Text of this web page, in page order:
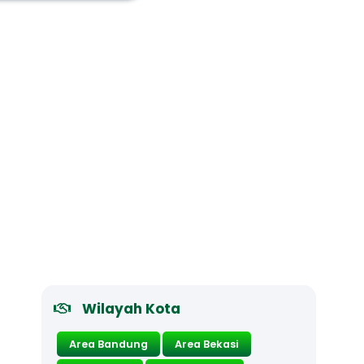
Wilayah Kota
Area Bandung Area Bekasi